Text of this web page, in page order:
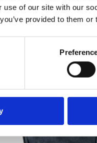
use of our site with our
provided to them
Das